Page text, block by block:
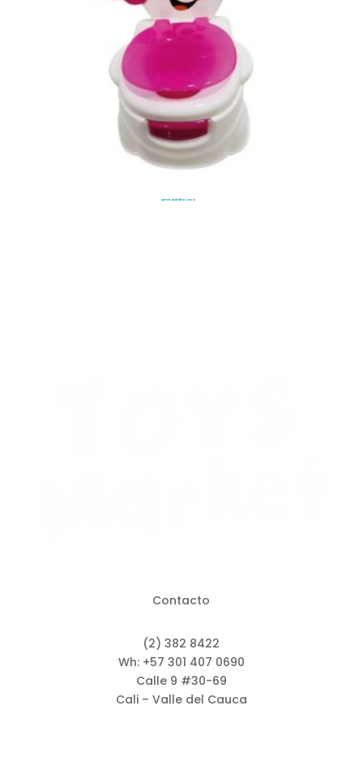
Mini Bacinilla Loco
Contacto
(2) 382 8422
Wh: +57 301 407 0690
Calle 9 #30-69
Cali – Valle del Cauca